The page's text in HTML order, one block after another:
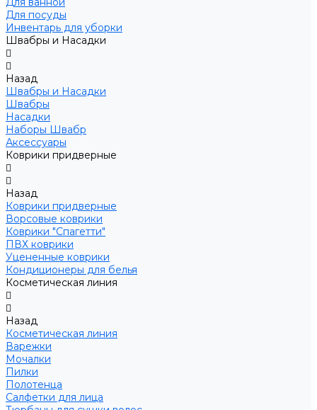
Для посуды
Инвентарь для уборки
Швабры и Насадки
Назад
Швабры и Насадки
Швабры
Насадки
Наборы Швабр
Аксессуары
Коврики придверные
Назад
Коврики придверные
Ворсовые коврики
Коврики "Спагетти"
ПВХ коврики
Уцененные коврики
Кондиционеры для белья
Косметическая линия
Назад
Косметическая линия
Варежки
Мочалки
Пилки
Полотенца
Салфетки для лица